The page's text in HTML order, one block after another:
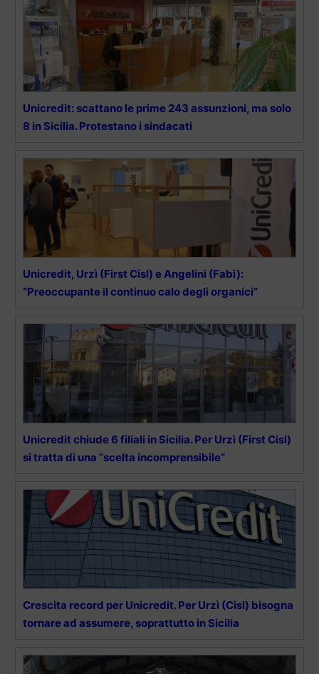
Unicredit: scattano le prime 243 assunzioni, ma solo
8 in Sicilia. Protestano i sindacati
Unicredit, Urzì (First Cisl) e Angelini (Fabi):
“Preoccupante il continuo calo degli organici”
Unicredit chiude 6 filiali in Sicilia. Per Urzì (First Cisl)
si tratta di una “scelta incomprensibile”
Crescita record per Unicredit. Per Urzì (Cisl) bisogna
tornare ad assumere, soprattutto in Sicilia